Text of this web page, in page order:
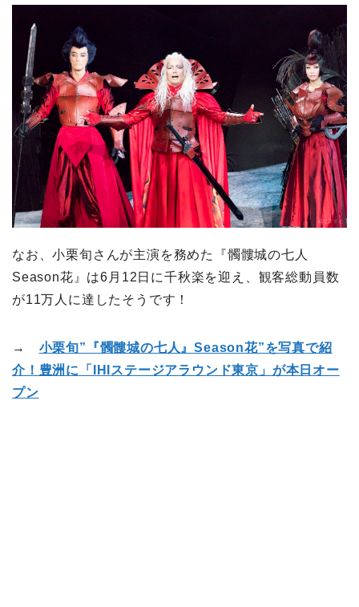
なお、小栗旬さんが主演を務めた『髑髏城の七人
Season花』は6月12日に千秋楽を迎え、観客総動員数
が11万人に達したそうです！
→ 小栗旬”『髑髏城の七人』Season花”を写真で紹
介！豊洲に「IHIステージアラウンド東京」が本日オー
プン